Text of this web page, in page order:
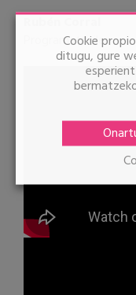
Programatzailea
Cookie
ditugu, gure